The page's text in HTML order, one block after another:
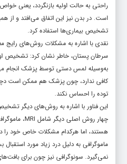
راحتی به حالت اولیه بازنگردد، یعنی
است. در بدن نیز این اتفاق می‌افتد و از
تشخیص بیماری‌ها استفاده کرد.
نقدی با اشاره به مشکلات روش‌های رایج
سرطان پستان، خاطر نشان کرد: تشخیص
به‌وسیله لمس دستی توسط پزشک انجام
کافی ندارد، چون پزشک هم ممکن است
توده را احساس نکند.
این فناور با اشاره به روش‌های دیگر
هستند، اما هرکدام مشکلات خاص خود را
ماموگرافی به دلیل درد زیاد مورد استقبال
نمی‌گیرد. سونوگرافی نیز چون برای